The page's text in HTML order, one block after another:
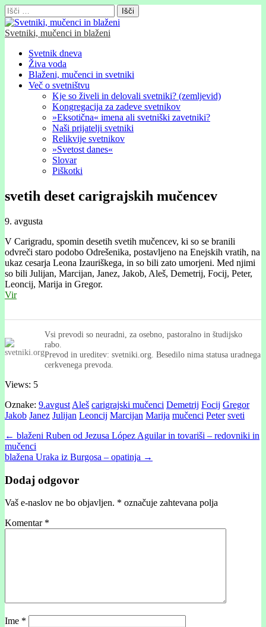
Išči:
Svetniki, mučenci in blaženi
Glavni
meni
Skip
content
Svetnik dneva
Živa voda
Blaženi, mučenci in svetniki
Več o svetništvu
Kje so živeli in delovali svetniki? (zemljevid)
Kongregacija za zadeve svetnikov
»Eksotična« imena ali svetniški zavetniki?
Naši prijatelji svetniki
Relikvije svetnikov
»Svetost danes«
Slovar
Piškotki
svetih deset carigrajskih mučencev
9. avgusta
V Carigradu, spomin desetih svetih mučencev, ki so se branili
odvreči staro podobo Odrešenika, postavljeno na Enejskih vratih, na
ukaz cesarja Leona Izauriškega, in so bili zato umorjeni. Med njimi
so bili Julijan, Marcijan, Janez, Jakob, Aleš, Demetrij, Focij, Peter,
Leoncij, Marija in Gregor.
Vir
Vsi prevodi so neuradni, za osebno, pastoralno in študijsko
rabo.
Prevod in ureditev: svetniki.org. Besedilo nima statusa uradnega
cerkvenega prevoda.
Views: 5
Oznake: 9.avgust Aleš carigrajski mučenci Demetrij Focij Gregor
Jakob Janez Julijan Leoncij Marcijan Marija mučenci Peter sveti
Post
navigation
← blaženi Ruben od Jezusa López Aguilar in tovariši – redovniki in
mučenci
blažena Uraka iz Burgosa – opatinja →
Dodaj odgovor
Vaš e-naslov ne bo objavljen. * označuje zahtevana polja
Komentar *
Ime *